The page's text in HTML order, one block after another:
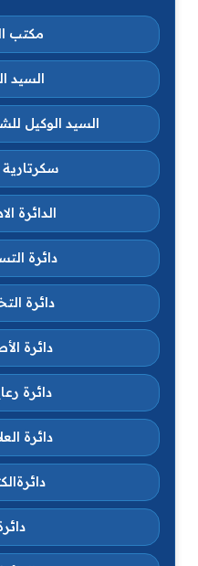
مكتب
السيد
السيد الوكيل
الدائرة
دائرة
دائرة
دائرة
دائرة
دائرة